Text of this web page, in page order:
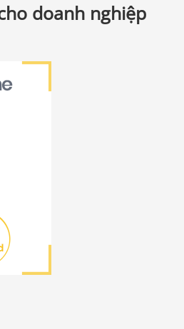
doanh nghiệp